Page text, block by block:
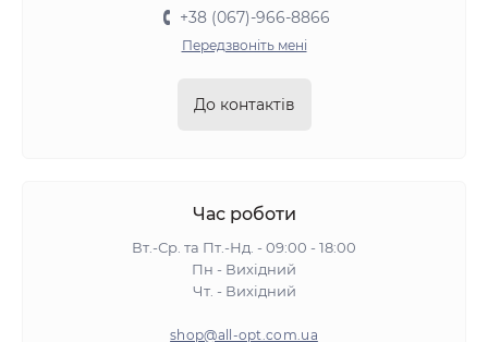
+38 (067)-966-8866
Передзвоніть мені
До контактів
Час роботи
Вт.-Ср. та Пт.-Нд. - 09:00 - 18:00
Пн - Вихідний
Чт. - Вихідний
shop@all-opt.com.ua